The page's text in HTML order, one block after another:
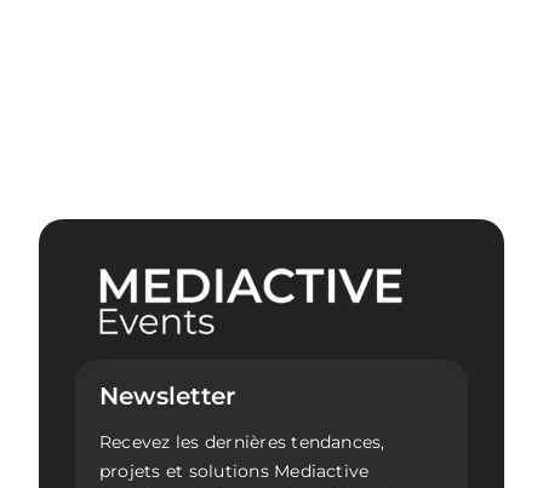
Newsletter
Recevez les dernières tendances,
projets et solutions Mediactive